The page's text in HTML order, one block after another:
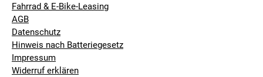
Fahrrad & E-Bike-Leasing
AGB
Datenschutz
Hinweis nach Batteriegesetz
Impressum
Widerruf erklären